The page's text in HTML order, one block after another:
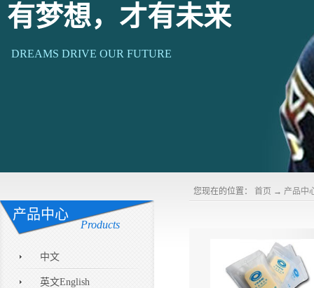
有梦想，才有未来
DREAMS DRIVE OUR FUTURE
产品中心
Products
中文
英文English
您现在的位置： 首页 → 产品中